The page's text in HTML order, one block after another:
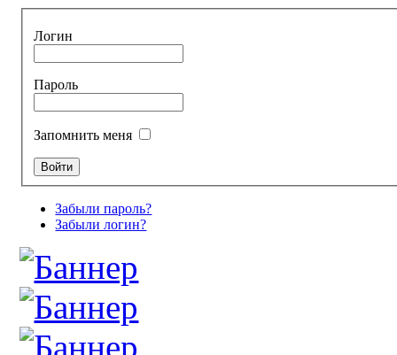
Логин
Пароль
Запомнить меня
Забыли пароль?
Забыли логин?